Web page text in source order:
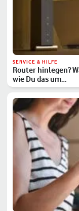
SERVICE & HILFE
Router hinlegen?
wie Du das um…